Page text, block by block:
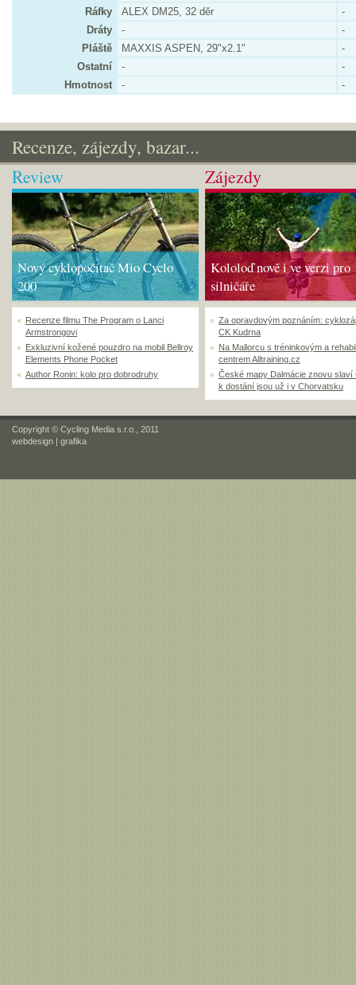
Ráfky
ALEX DM25, 32 děr
-
Dráty
-
-
Pláště
MAXXIS ASPEN, 29"x2.1"
-
Ostatní
-
-
Hmotnost
- -
Recenze, zájezdy, bazar...
Review
Nový cyklopočítač Mio Cyclo
200
Recenze filmu The Program o Lanci
Armstrongovi
Exkluzivní kožené pouzdro na mobil Bellroy
Elements Phone Pocket
Author Ronin: kolo pro dobrodruhy
Zájezdy
Kololoď nově i ve verzi pro
silničáře
Za opravdovým poznáním:
CK Kudrna
Na Mallorcu s tréninkovým a
centrem Alltraining.cz
České mapy Dalmácie znovu slaví
k dostání jsou už i v Chorvatsku
Copyright © Cycling Media s.r.o., 2011
webdesign | grafika